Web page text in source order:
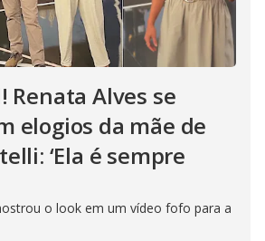
Renata Alves se
elogios da mãe de
‘Ela é sempre
o look em um vídeo fofo para a